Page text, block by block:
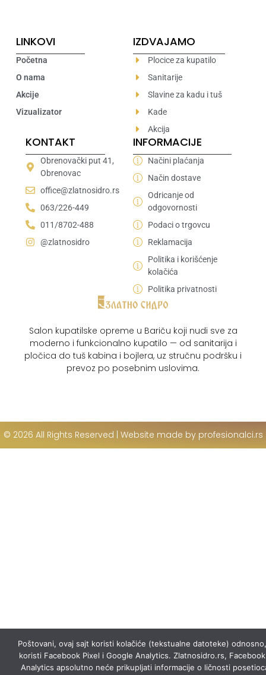
Salon kupatilske opreme u Bariču koji nudi sve za
moderno i funkcionalno kupatilo — od sanitarija i
pločica do tuš kabina i bojlera, uz stručnu podršku i
prevoz po posebnim uslovima.
LINKOVI
Početna
O nama
Akcije
Vizualizator
IZDVAJAMO
Plocice za kupatilo
Sanitarije
Slavine za kadu i tuš
Kade
Akcija
KONTAKT
Obrenovački put 41,
Obrenovac
office@zlatnosidro.rs
063/226-449
011/8702-488
@zlatnosidro
INFORMACIJE
Načini plaćanja
Način dostave
Odricanje od
odgovornosti
Podaci o trgovcu
Reklamacija
Politika i korišćenje
kolačića
Politika privatnosti
© 2026 All Rights Reserved | Website made by profesionalci.rs
Poštovani, ovaj sajt koristi kolačiće (tekstualne datoteke)
koristi Facebook Pixel i Google Analytics. Zlatnosidro.rs,
Analytics apsolutno neće prikupljati informacije o ličnosti